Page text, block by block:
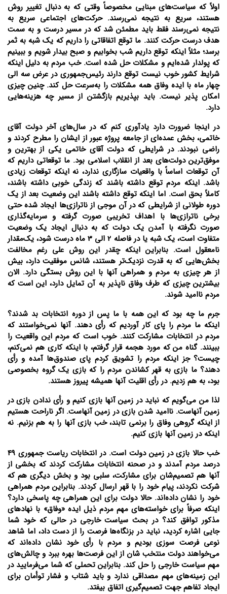
اولاً که سیاست‌های مبنایی مخصوصاً وقتی که به دنبال تغییر روش
هستند، سریع به نتیجه نمی‌رسند. حرکت‌های اجتماعی سریع به
نتیجه نمی‌رسند فقط باید مطمئن شد که در مسیر درست و به سمت
هدف درست حرکت کنند. ما توقع اتفاقاتی را داریم که یک شبه به ثمر
برسد؛ مثلاً اینکه توقع داریم شب بخوابیم و صبح بیدار شویم و ببینیم
که پولدار شده‌ایم و مشکلات حل شده است. خب مردم به دلیل اینکه
شرایط کشور خوب نیست توقع دارند رئیس‌جمهوری در عرض سه الی
چهار ماه با ایده وفاق همه مشکلات را به‌سرعت حل کند. چنین چیزی
امکان پذیر نیست. باید بپذیریم بازگشتن از مسیر چه هزینه‌هایی
دارد.
در اینجا ضرورت دارد یادآوری کنم که در سال‌های آخر دولت آقای
خاتمی، بخش عمده‌ای از جامعه پروژه عبور از ایشان را مطرح کردند و
راضی نبودند. در شرایطی که دولت آقای خاتمی یکی از بهترین و
موفق‌ترین دولت‌های بعد از انقلاب اسلامی بود. ما توقعاتی داریم که
آن توقعات اساساً با واقعیات سازگاری ندارد، نه اینکه توقعات زیادی
باشد. اینکه مردم توقع داشته باشند که زندگی خوبی داشته باشند،
کاملاً بحق است. اما اینکه توقع داشته باشند این وضعیت بعد از یک
دوره طولانی از شرایطی که در آن موجی از ناترازی‌ها ایجاد شده حتی
برخی ناترازی‌ها با اهداف تخریبی صورت گرفته و سرمایه‌گذاری
صورت نگرفته با آمدن یک دولت که به دنبال ایجاد یک وضعیت
متفاوت است، یک شبه یا در فاصله 2 الی 3 ماه درست شود، یک‌مقدار
نامعقول است. بنابراین اینکه چقدر این روش علی رغم مخالفت
بخش‌هایی که به قدرت نزدیک‌تر هستند، شانس موفقیت دارد، بیش
از هر چیزی به مردم و همراهی آنها با این روش بستگی دارد. الان
بیشترین چیزی که طرف وفاق ناپذیر به آن تمایل دارد، این است که
مردم ناامید شوند.
جرم ما چه بود که این همه با ما پس از دوره انتخابات بد شدند؟
اینکه ما مردم را پای کار آوردیم که رأی دهند. آنها نمی‌خواستند که
مردم در انتخابات مشارکت کنند. خوب است که مردم این واقعیت را
ببینند. گناه من که مورد هجمه قرار گرفتم، با اینکه کاری هم نمی‌کنم،
چیست؟ جز اینکه مردم را تشویق کردم پای صندوق‌ها آمده و رأی
دهند؟ ما بازی به قهر کشاندن مردم را که بازی یک گروه بخصوصی
بود، به هم زدیم. در رأی اقلیت آنها همیشه پیروز هستند.
لذا من می‌گویم که نباید در زمین آنها بازی کنیم و رأی ندادن بازی در
زمین آنهاست. ناامید شدن بازی در زمین آنهاست. اگر ناراحت هستیم
از اینکه گروهی وفاق را برنمی تابند، خب بازی آنها را به هم بزنیم. نه
اینکه در زمین آنها بازی کنیم.
خب حالا بازی در زمین دولت است. در انتخابات ریاست جمهوری 49
درصد مردم آمدند و در صحنه انتخابات مشارکت کردند که بخشی از
آنها هم تصمیم‌‌شان برای مشارکت، سلبی بود و بخش دیگری هم که
شرکت نکردند، پیام خود را با قهر ارسال کردند. بنابراین مردم همراهی
خود را نشان داده‌اند. حالا دولت برای این همراهی چه پاسخی دارد؟
اینکه صرفاً برای خواسته‌های مهم مردم ذیل ایده «وفاق» با نهادهای
مذکور توافق کند؟ در بحث سیاست خارجی در حالی که خود شما
جایی اشاره کردید، نباید در بزنگاه‌ها فرصت را از دست داد، اما شاهد
نوعی فرصت سوزی بودیم و مردم با رأی خود نشان داده‌اند که
می‌خواهند دولت منتخب شان از این فرصت‌ها بهره ببرد و چالش‌های
مهم سیاست خارجی را حل کند. بنابراین تحملی که شما می‌فرمایید در
این زمینه‌های مهم مصداقی ندارد و باید شتاب و فشار توأمان برای
ایجاد تفاهم جهت تصمیم‌گیری اتفاق بیفتد.